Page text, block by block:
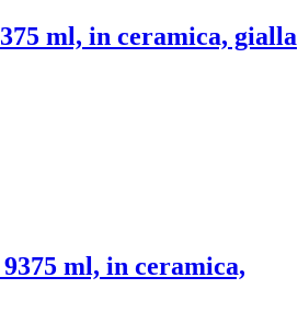
375 ml, in ceramica, gialla
375 ml, in ceramica,